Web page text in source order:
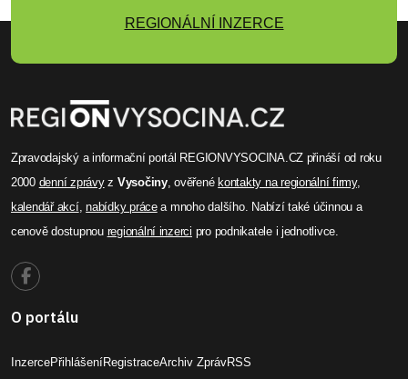
REGIONÁLNÍ INZERCE
Zpravodajský a informační portál REGIONVYSOCINA.CZ přináší od roku
2000 denní zprávyz Vysočiny, ověřenékontakty na regionální firmy,
kalendář akcí,nabídky prácea mnoho dalšího. Nabízí také účinnou a
cenově dostupnou regionální inzerci pro podnikatele i jednotlivce.
O portálu
InzercePřihlášeníRegistraceArchiv ZprávRSS